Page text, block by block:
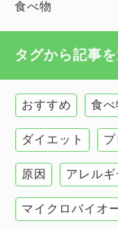
慢性疲労
甲状腺
肌
肝臓の健康
腸の健康
食べ物
タグから記事
おすすめ 食べ
ダイエット
原因 アレルギ
マイクロバイオ